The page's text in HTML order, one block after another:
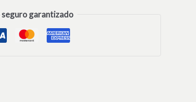
seguro garantizado